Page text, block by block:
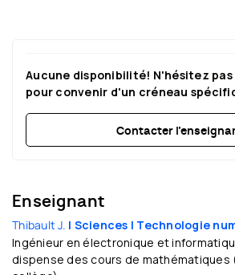
Aucune disponibilité! N'hésitez
pour convenir d'un créneau
Contacter
Enseignant
Thibault J. | Sciences | Technologie
Ingénieur en électronique et
dispense des cours de mathématiques